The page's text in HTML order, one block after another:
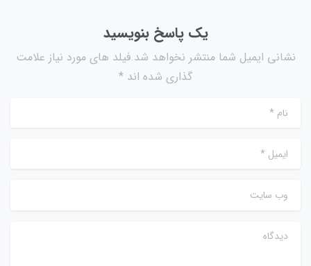
یک پاسخ بنویسید
نشانی ایمیل شما منتشر نخواهد شد.فیلد های مورد نیاز علامت
گذاری شده اند *
نام*
ایمیل *
وب سایت
دیدگاه